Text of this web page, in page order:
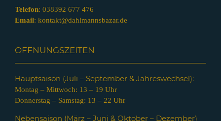
Telefon: 038392 677 476
Email: kontakt@dahlmannsbazar.de
ÖFFNUNGSZEITEN
Hauptsaison (Juli – September & Jahreswechsel):
Montag – Mittwoch: 13 – 19 Uhr
Donnerstag – Samstag: 13 – 22 Uhr
Nebensaison (März – Juni & Oktober – Dezember)